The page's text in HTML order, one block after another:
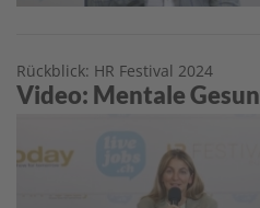
Rückblick: HR Festival 2024
Video: Mentale